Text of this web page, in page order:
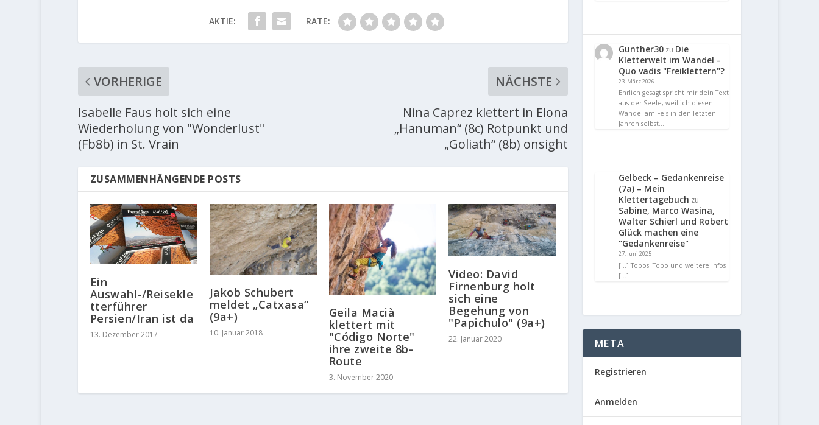
AKTIE: RATE:
VORHERIGE
Isabelle Faus holt sich eine
Wiederholung von "Wonderlust"
(Fb8b) in St. Vrain
NÄCHSTE
Nina Caprez klettert in Elona
„Hanuman“ (8c) Rotpunkt und
„Goliath“ (8b) onsight
ZUSAMMENHÄNGENDE POSTS
Ein
Auswahl-/Reisekle
tterführer
Persien/Iran ist da
13. Dezember 2017
Jakob Schubert
meldet „Catxasa“
(9a+)
10. Januar 2018
Geila Macià
klettert mit
"Código Norte"
ihre zweite 8b-
Route
3. November 2020
Video: David
Firnenburg holt
sich eine
Begehung von
"Papichulo" (9a+)
22. Januar 2020
Gunther30 zu Die
Kletterwelt im Wandel -
Quo vadis "Freiklettern"?
23. März 2026
Ehrlich gesagt spricht mir dein Text
aus der Seele, weil ich diesen
Wandel am Fels in den letzten
Jahren selbst…
Gelbeck – Gedankenreise
(7a) – Mein
Klettertagebuch zu
Sabine, Marco Wasina,
Walter Schierl und Robert
Glück machen eine
"Gedankenreise"
27. Juni 2025
[…] Topos: Topo und weitere Infos
[…]
META
Registrieren
Anmelden